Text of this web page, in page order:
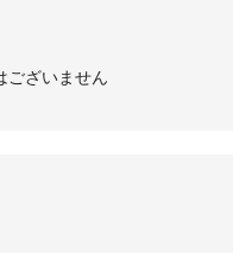
ございません